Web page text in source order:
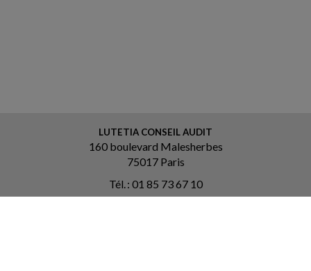
LUTETIA CONSEIL AUDIT
160 boulevard Malesherbes
75017 Paris
Tél. : 01 85 73 67 10